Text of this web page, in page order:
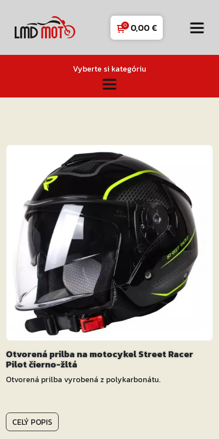
0,00€
Vyberte si kategóriu
Otvorená prilba na motocykel Street Racer
Pilot čierno-žltá
Otvorená prilba vyrobená z polykarbonátu.
CELÝ POPIS